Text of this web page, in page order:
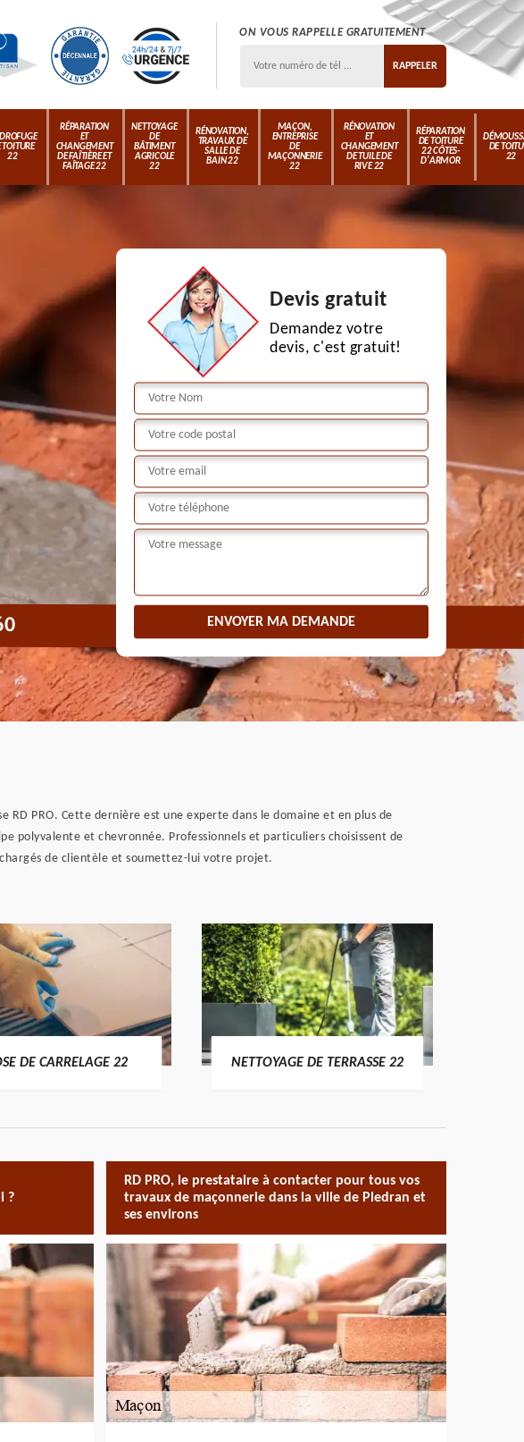
ON VOUS RAPPELLE GRATUITEMENT
TOITURE
22
RÉPARATION
ET
CHANGEMENT
DE FAÎTIÈRE ET
FAÎTAGE 22
NETTOYAGE
DE
BÂTIMENT
AGRICOLE
22
RÉNOVATION,
TRAVAUX DE
SALLE DE
BAIN 22
MAÇON,
ENTREPRISE
DE
MAÇONNERIE
22
RÉNOVATION
ET
CHANGEMENT
DE TUILE DE
RIVE 22
RÉPARATION
DE TOITURE
22 CÔTES-
D'ARMOR
DE
22
Devis gratuit
Demandez votre
devis, c'est gratuit!
RD PRO. Cette dernière est une experte dans le domaine et en plus de
polyvalente et chevronnée. Professionnels et particuliers choisissent de
de clientèle et soumettez-lui votre projet.
DE CARRELAGE 22 NETTOYAGE DE TERRASSE 22
?
RD PRO, le prestataire à contacter pour tous vos
travaux de maçonnerie dans la ville de Pledran et
ses environs